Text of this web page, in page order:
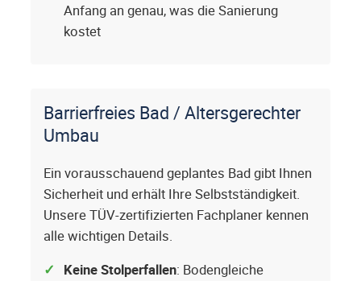
Anfang an genau, was die Sanierung
kostet
Barrierfreies Bad / Altersgerechter
Umbau
Ein vorausschauend geplantes Bad gibt Ihnen
Sicherheit und erhält Ihre Selbstständigkeit.
Unsere TÜV-zertifizierten Fachplaner kennen
alle wichtigen Details.
Keine Stolperfallen: Bodengleiche